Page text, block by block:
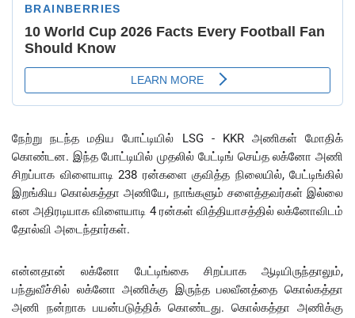
நேற்று நடந்த மதிய போட்டியில் LSG - KKR அணிகள் மோதிக்
கொண்டன. இந்த போட்டியில் முதலில் பேட்டிங் செய்த லக்னோ அணி
சிறப்பாக விளையாடி 238 ரன்களை குவித்த நிலையில், பேட்டிங்கில்
இறங்கிய கொல்கத்தா அணியே, நாங்களும் சளைத்தவர்கள் இல்லை
என அதிரடியாக விளையாடி 4 ரன்கள் வித்தியாசத்தில் லக்னோவிடம்
தோல்வி அடைந்தார்கள்.
என்னதான் லக்னோ பேட்டிங்கை சிறப்பாக ஆடியிருந்தாலும்,
பந்துவீச்சில் லக்னோ அணிக்கு இருந்த பலவீனத்தை கொல்கத்தா
அணி நன்றாக பயன்படுத்திக் கொண்டது. கொல்கத்தா அணிக்கு